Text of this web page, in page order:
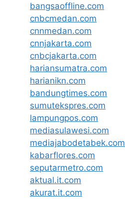
bangsaoffline.com
cnbcmedan.com
cnnmedan.com
cnnjakarta.com
cnbcjakarta.com
hariansumatra.com
harianikn.com
bandungtimes.com
sumutekspres.com
lampungpos.com
mediasulawesi.com
mediajabodetabek.com
kabarflores.com
seputarmetro.com
aktual.it.com
akurat.it.com